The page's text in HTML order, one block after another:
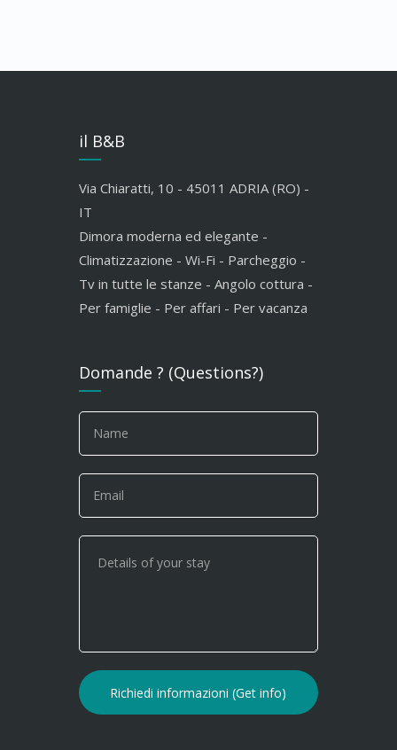
il B&B
Via Chiaratti, 10 - 45011 ADRIA (RO) -
IT
Dimora moderna ed elegante -
Climatizzazione - Wi-Fi - Parcheggio -
Tv in tutte le stanze - Angolo cottura -
Per famiglie - Per affari - Per vacanza
Domande ? (Questions?)